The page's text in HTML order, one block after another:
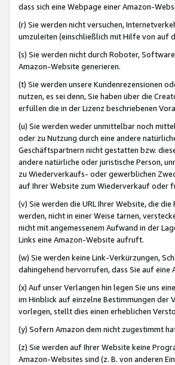
dass sich eine Webpage einer Amazon-
(r) Sie werden nicht versuchen,
umzuleiten (einschließlich mit Hilfe von auf
(s) Sie werden nicht durch Roboter,
Amazon-Website generieren.
(t) Sie werden unsere Kundenrezensionen
nutzen, es sei denn, Sie haben über die
erfüllen die in der Lizenz beschriebenen
(u) Sie werden weder unmittelbar noch
oder zu Nutzung durch eine andere
Geschäftspartnern nicht gestatten bzw.
andere natürliche oder juristische Person,
zu Wiederverkaufs- oder gewerblichen
auf Ihrer Website zum Wiederverkauf oder
(v) Sie werden die URL Ihrer Website, die
werden, nicht in einer Weise tarnen,
nicht mit angemessenem Aufwand in der
Links eine Amazon-Website aufruft.
(w) Sie werden keine Link-Verkürzungen,
dahingehend hervorrufen, dass Sie auf eine
(x) Auf unser Verlangen hin legen Sie uns
im Hinblick auf einzelne Bestimmungen der
vorlegen, stellt dies einen erheblichen
(y) Sofern Amazon dem nicht zugestimmt
(z) Sie werden auf Ihrer Website keine
Amazon-Websites sind (z. B. von anderen